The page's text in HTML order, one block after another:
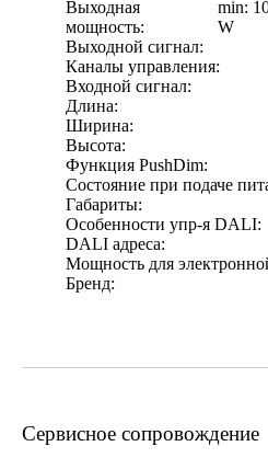
Выходная
мощность:
min:
W
Выходной сигнал:
Каналы управления:
Входной сигнал:
Длина:
Ширина:
Высота:
Функция PushDim:
Состояние при подаче
Габариты:
Особенности упр-я DALI:
DALI адреса:
Мощность для
Бренд:
Сервисное сопровождение